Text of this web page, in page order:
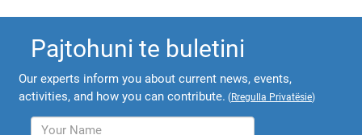
Pajtohuni te buletini
Our experts inform you about current news, events,
activities, and how you can contribute. (Rregulla Privatësie)